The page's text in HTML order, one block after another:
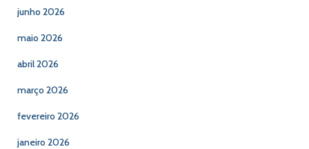
junho 2026
maio 2026
abril 2026
março 2026
fevereiro 2026
janeiro 2026